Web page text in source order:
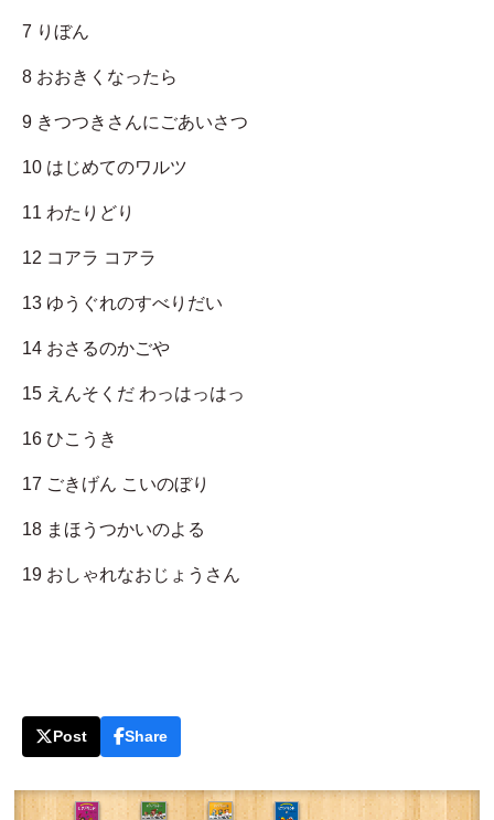
7 りぼん
8 おおきくなったら
9 きつつきさんにごあいさつ
10 はじめてのワルツ
11 わたりどり
12 コアラ コアラ
13 ゆうぐれのすべりだい
14 おさるのかごや
15 えんそくだ わっはっはっ
16 ひこうき
17 ごきげん こいのぼり
18 まほうつかいのよる
19 おしゃれなおじょうさん
Post Share